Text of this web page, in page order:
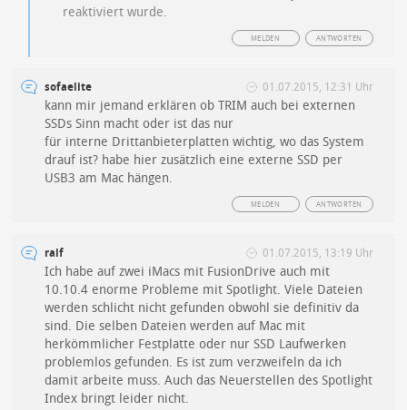
reaktiviert wurde.
ANTWORTEN
MELDEN
sofaelite 01.07.2015, 12:31 Uhr
kann mir jemand erklären ob TRIM auch bei externen
SSDs Sinn macht oder ist das nur
für interne Drittanbieterplatten wichtig, wo das System
drauf ist? habe hier zusätzlich eine externe SSD per
USB3 am Mac hängen.
ANTWORTEN
MELDEN
ralf 01.07.2015, 13:19 Uhr
Ich habe auf zwei iMacs mit FusionDrive auch mit
10.10.4 enorme Probleme mit Spotlight. Viele Dateien
werden schlicht nicht gefunden obwohl sie definitiv da
sind. Die selben Dateien werden auf Mac mit
herkömmlicher Festplatte oder nur SSD Laufwerken
problemlos gefunden. Es ist zum verzweifeln da ich
damit arbeite muss. Auch das Neuerstellen des Spotlight
Index bringt leider nicht.